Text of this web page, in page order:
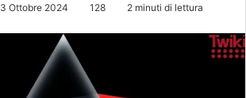
3 Ottobre 2024 128 2 minuti di lettura